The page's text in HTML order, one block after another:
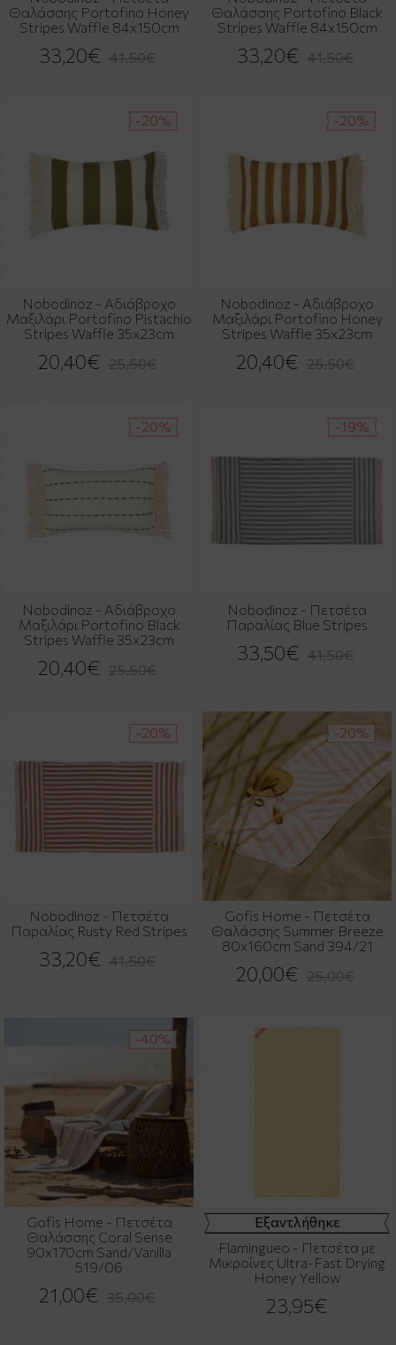
Θαλάσσης Portofino Honey
Stripes Waffle 84x150cm
33,20€ 41,50€
Θαλάσσης Portofino Black
Stripes Waffle 84x150cm
33,20€ 41,50€
-20%
Nobodinoz - Αδιάβροχο
Μαξιλάρι Portofino Pistachio
Stripes Waffle 35x23cm
20,40€ 25,50€
-20%
Nobodinoz - Αδιάβροχο
Μαξιλάρι Portofino Honey
Stripes Waffle 35x23cm
20,40€ 25,50€
-20%
Nobodinoz - Αδιάβροχο
Μαξιλάρι Portofino Black
Stripes Waffle 35x23cm
20,40€ 25,50€
-19%
Nobodinoz - Πετσέτα
Παραλίας Blue Stripes
33,50€ 41,50€
-20%
Nobodinoz - Πετσέτα
Παραλίας Rusty Red Stripes
33,20€ 41,50€
-20%
Gofis Home - Πετσέτα
Θαλάσσης Summer Breeze
80x160cm Sand 394/21
20,00€ 25,00€
-40%
Gofis Home - Πετσέτα
Θαλάσσης Coral Sense
90x170cm Sand/Vanilla
519/06
21,00€ 35,00€
Εξαντλήθηκε
Flamingueo - Πετσέτα με
Μικροΐνες Ultra-Fast Drying
Honey Yellow
23,95€